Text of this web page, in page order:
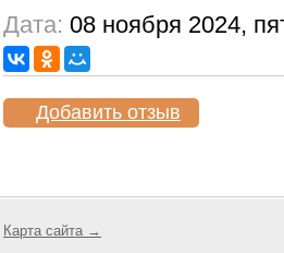
Дата: 08 ноября 2024,
Добавить отзыв
Карта сайта →